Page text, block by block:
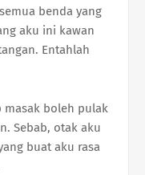
benda yang
aku ini kawan
Entahlah
masak boleh pulak
Sebab, otak aku
buat aku rasa